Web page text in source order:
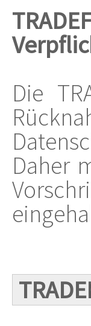
Die
Daher